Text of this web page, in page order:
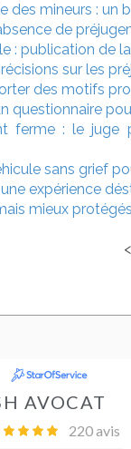
des mineurs : un
de
: publication de
sur les
des motifs
questionnaire
ferme : le
sans grief
expérience
mieux